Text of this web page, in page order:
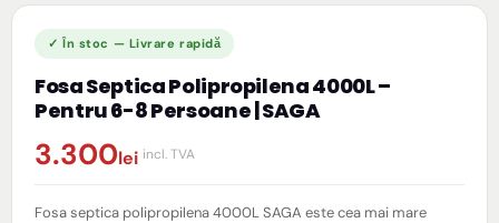
Fosa Septica Polipropilena 4000L –
Pentru 6-8 Persoane | SAGA
3.300lei
Fosa septica polipropilena 4000L SAGA este cea mai mare